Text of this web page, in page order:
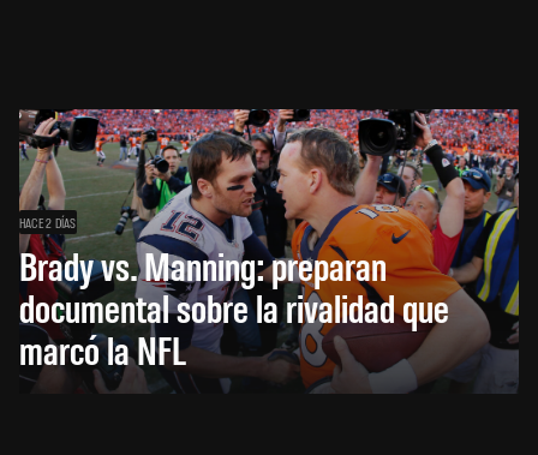
HACE 2 DÍAS
Brady vs. Manning: preparan
documental sobre la rivalidad que
marcó la NFL